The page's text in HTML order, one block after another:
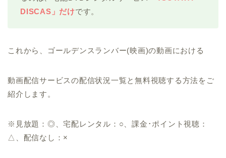
DISCAS」だけです。
これから、ゴールデンスランバー(映画)の動画における
動画配信サービスの配信状況一覧と無料視聴する方法をご
紹介します。
※見放題：◎、宅配レンタル：○、課金･ポイント視聴：
△、配信なし：×